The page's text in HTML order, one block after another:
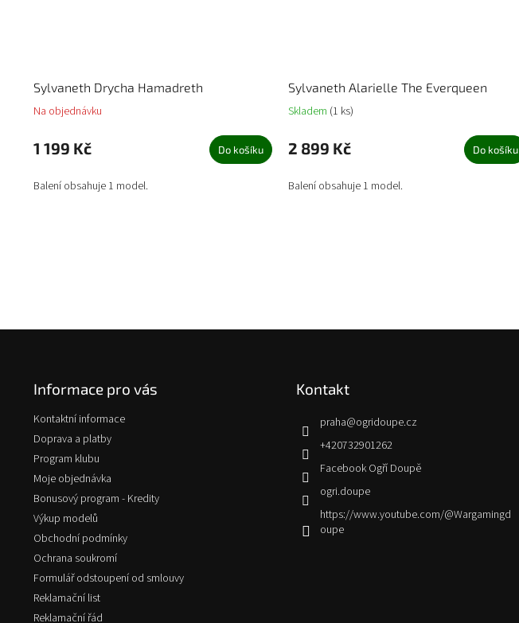
Sylvaneth Drycha Hamadreth
Na objednávku
1 199 Kč Do košíku
Balení obsahuje 1 model.
Sylvaneth Alarielle The Everqueen
Skladem (1 ks)
2 899 Kč Do košíku
Balení obsahuje 1 model.
Informace pro vás
Kontaktní informace
Doprava a platby
Program klubu
Moje objednávka
Bonusový program - Kredity
Výkup modelů
Obchodní podmínky
Ochrana soukromí
Formulář odstoupení od smlouvy
Reklamační list
Reklamační řád
Kontakt
praha@ogridoupe.cz
+420732901262
Facebook Ogří Doupě
ogri.doupe
https://www.youtube.com/@Wargamingd
oupe